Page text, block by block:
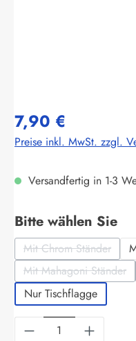
7,90 €
Preise inkl. MwSt. zzgl.
Versandfertig in 1-3
Bitte wählen Sie
Mit Chrom Ständer
(Diese Option
Mit Mahagoni Ständer
(Diese Option
Nur Tischflagge
Produkt Anzahl: